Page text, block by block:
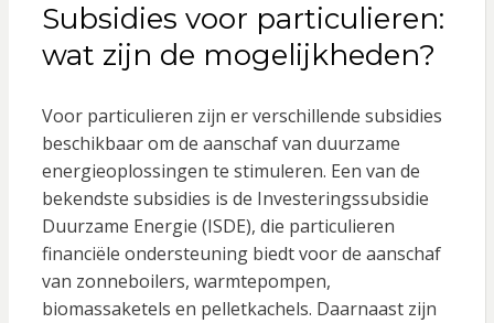
Subsidies voor particulieren:
wat zijn de mogelijkheden?
Voor particulieren zijn er verschillende subsidies
beschikbaar om de aanschaf van duurzame
energieoplossingen te stimuleren. Een van de
bekendste subsidies is de Investeringssubsidie
Duurzame Energie (ISDE), die particulieren
financiële ondersteuning biedt voor de aanschaf
van zonneboilers, warmtepompen,
biomassaketels en pelletkachels. Daarnaast zijn